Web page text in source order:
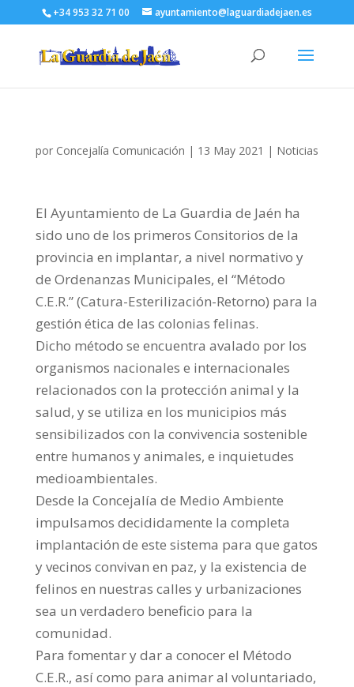
+34 953 32 71 00 ayuntamiento@laguardiadejaen.es
por Concejalía Comunicación | 13 May 2021 | Noticias
El Ayuntamiento de La Guardia de Jaén ha
sido uno de los primeros Consitorios de la
provincia en implantar, a nivel normativo y
de Ordenanzas Municipales, el “Método
C.E.R.” (Catura-Esterilización-Retorno) para la
gestión ética de las colonias felinas.
Dicho método se encuentra avalado por los
organismos nacionales e internacionales
relacionados con la protección animal y la
salud, y se utiliza en los municipios más
sensibilizados con la convivencia sostenible
entre humanos y animales, e inquietudes
medioambientales.
Desde la Concejalía de Medio Ambiente
impulsamos decididamente la completa
implantación de este sistema para que gatos
y vecinos convivan en paz, y la existencia de
felinos en nuestras calles y urbanizaciones
sea un verdadero beneficio para la
comunidad.
Para fomentar y dar a conocer el Método
C.E.R., así como para animar al voluntariado,